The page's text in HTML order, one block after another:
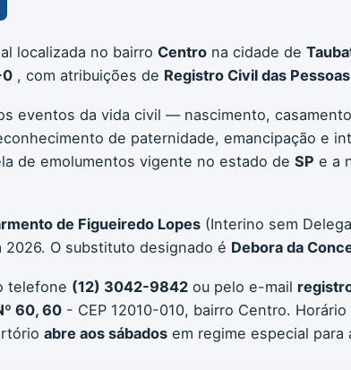
localizada no bairro Centro na cidade de
0 , com atribuições de Registro Civil das
eventos da vida civil — nascimento,
de paternidade, emancipação e
de emolumentos vigente no estado de SP e a
de Figueiredo Lopes (Interino sem
O substituto designado é Debora da
telefone (12) 3042-9842 ou pelo e-mail
60, 60 - CEP 12010-010, bairro Centro.
abre aos sábados em regime especial para